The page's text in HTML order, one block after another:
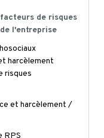
de risques
l'entreprise
harcèlement
risques
et harcèlement /
RPS